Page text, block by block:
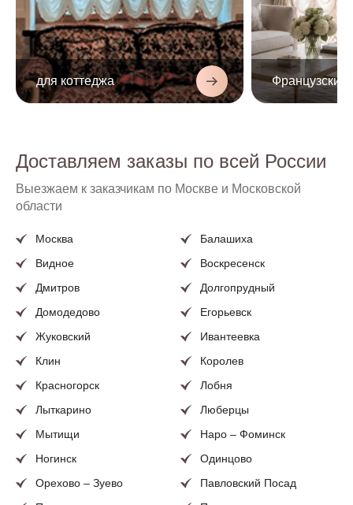
портьерная ткань, велюр, бархат, дополняются
декорирующими элементами: объёмными подхватами,
стеклярусом из хрусталя, бусинами на нитке – все это
разнообразит однотонные шторы.
Управление маркизами обычно осуществляется
вручную, но может также быть и с помощью
Пошив французских штор для
ванной
В салоне «Рози Блюз» вы сможете заказать пошив
стилистики, индивидуальных размеров ваших окон и
других особенностей помещения, а также ваших
Предлагаем пошив из более 6000 различных тканей,
или посетив наш салон. Возможно изготовление из
вашей ткани.
Салон «Рози Блюз» находится по адресу: Москва,
Лихоборская набережная, д. 14.
для коттеджа
Доставляем заказы по всей России
Выезжаем к заказчикам по Москве и Московской
области
Москва
Балашиха
Видное
Воскресенск
Дмитров
Долгопрудный
Домодедово
Егорьевск
Жуковский
Ивантеевка
Клин
Королев
Красногорск
Лобня
Лыткарино
Люберцы
Мытищи
Наро – Фоминск
Ногинск
Одинцово
Орехово – Зуево
Павловский Посад